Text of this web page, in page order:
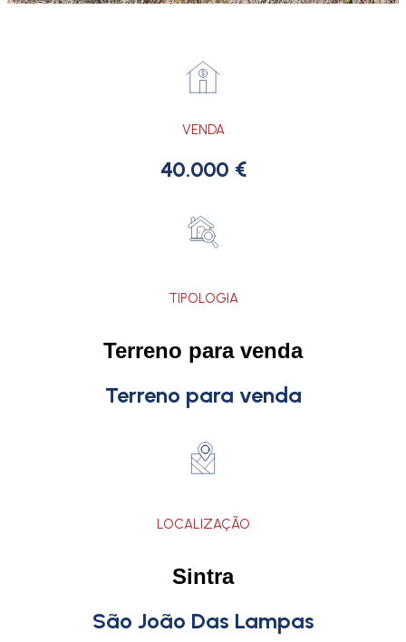
VENDA
40.000 €
TIPOLOGIA
Terreno para venda
Terreno para venda
LOCALIZAÇÃO
Sintra
São João Das Lampas